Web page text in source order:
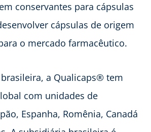
conservantes para cápsulas
cápsulas de origem
o mercado farmacêutico.
a Qualicaps® tem
com unidades de
Espanha, Romênia, Canadá